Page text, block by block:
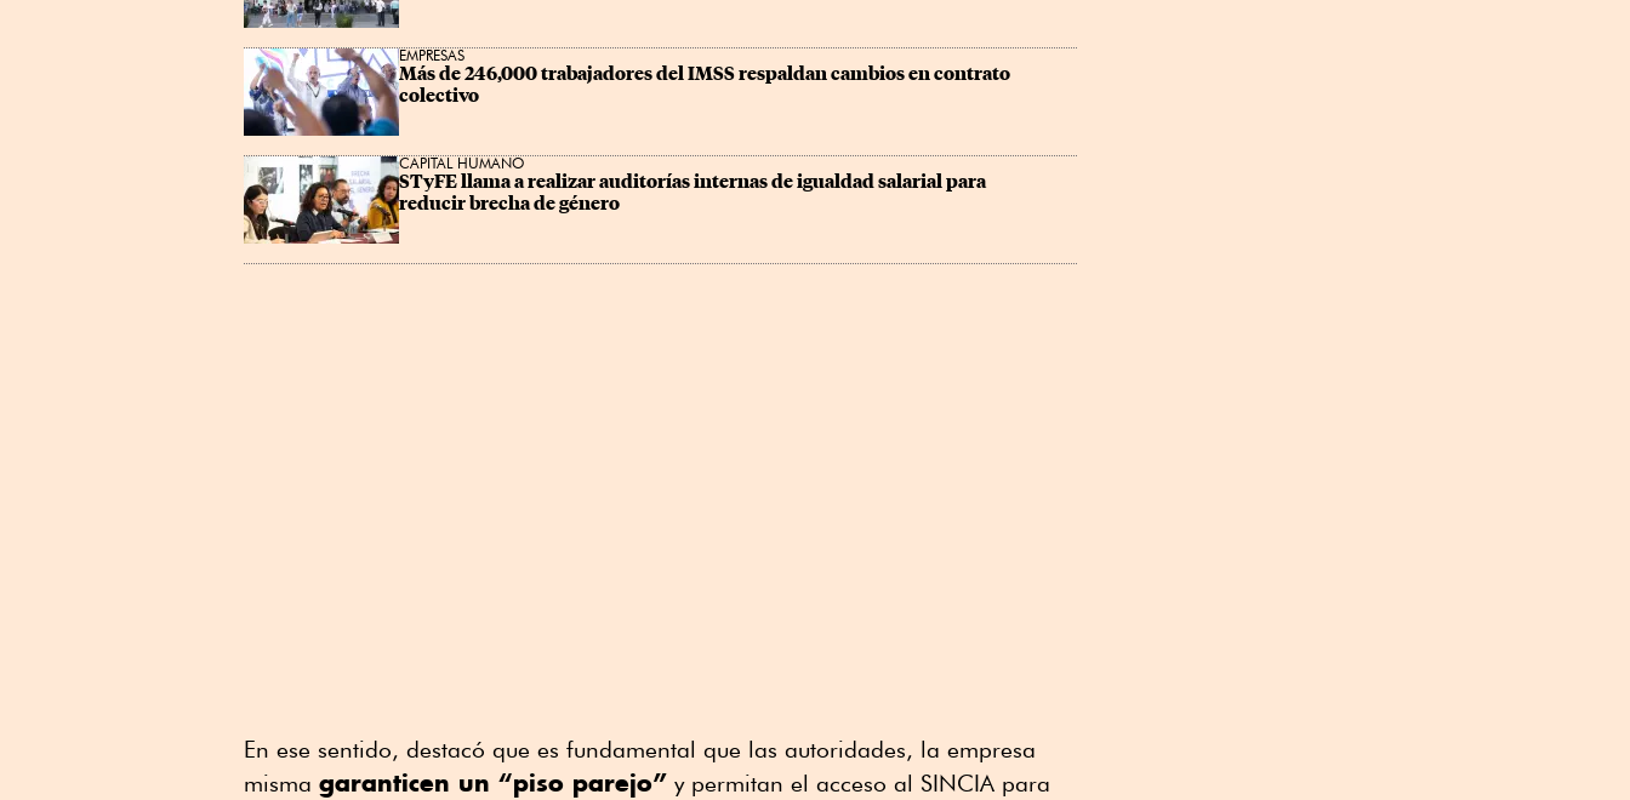
EMPRESAS
Más de 246,000 trabajadores del IMSS respaldan cambios en contrato
colectivo
CAPITAL HUMANO
STyFE llama a realizar auditorías internas de igualdad salarial para
reducir brecha de género
En ese sentido, destacó que es fundamental que las autoridades, la empresa
misma garanticen un “piso parejo” y permitan el acceso al SINCIA para